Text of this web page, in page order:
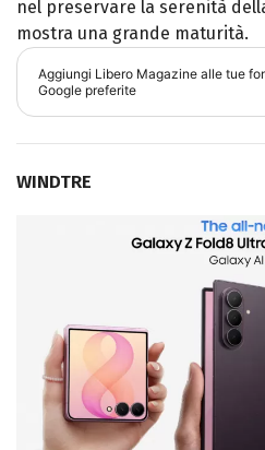
nel preservare la serenità
mostra una grande maturità.
Aggiungi Libero Magazine alle tue
Google preferite
WINDTRE